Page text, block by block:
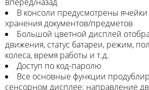
В консоли предусмотрены ячейки
хранения документов/предметов
Большой цветной дисплей
движения, статус батареи, режим,
колеса, время работы и т.д.
Доступ по код-паролю
Все основные функции
сенсорном дисплее: направление